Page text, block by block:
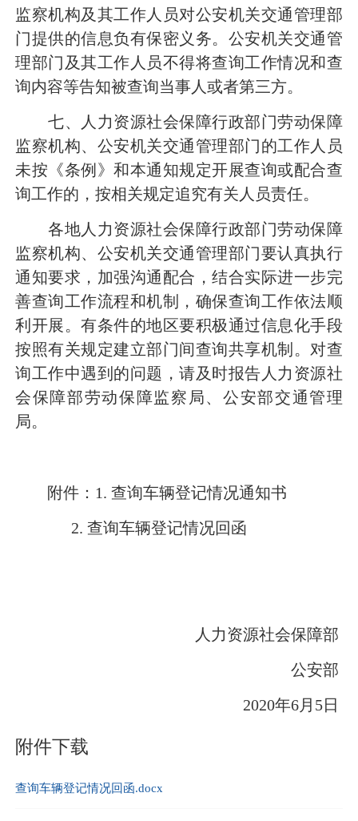
监察机构及其工作人员对公安机关交通管理部
门提供的信息负有保密义务。公安机关交通管
理部门及其工作人员不得将查询工作情况和查
询内容等告知被查询当事人或者第三方。
七、人力资源社会保障行政部门劳动保障
监察机构、公安机关交通管理部门的工作人员
未按《条例》和本通知规定开展查询或配合查
询工作的，按相关规定追究有关人员责任。
各地人力资源社会保障行政部门劳动保障
监察机构、公安机关交通管理部门要认真执行
通知要求，加强沟通配合，结合实际进一步完
善查询工作流程和机制，确保查询工作依法顺
利开展。有条件的地区要积极通过信息化手段
按照有关规定建立部门间查询共享机制。对查
询工作中遇到的问题，请及时报告人力资源社
会保障部劳动保障监察局、公安部交通管理
局。
附件： 1. 查询车辆登记情况通知书
2. 查询车辆登记情况回函
人力资源社会保障部
公安部
2020年6月5日
附件下载
查询车辆登记情况回函.docx